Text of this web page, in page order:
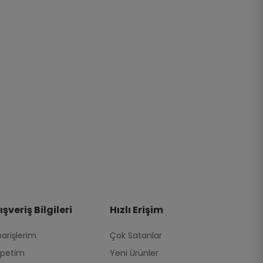
Bilgileri Hızlı Erişim
Çok Satanlar
Yeni Ürünler